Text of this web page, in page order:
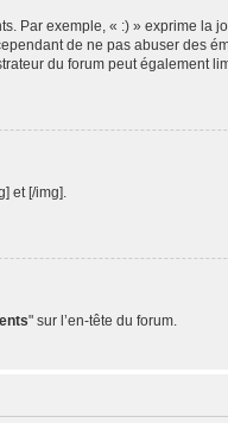
Par exemple, « :) » exprime la
de ne pas abuser des
du forum peut également
et [/img].
" sur l’en-tête du forum.